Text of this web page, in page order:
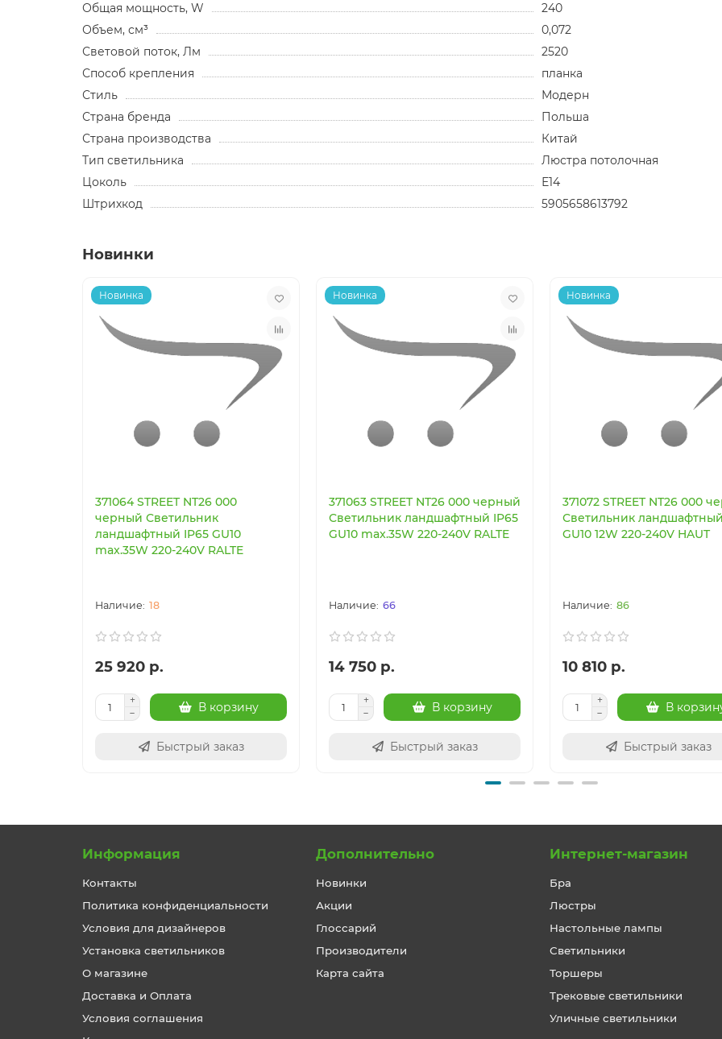
Общая мощность, W
240
Объем, см³
0,072
Световой поток, Лм
2520
Способ крепления
планка
Стиль
Модерн
Страна бренда
Польша
Страна производства
Китай
Тип светильника
Люстра потолочная
Цоколь
Е14
Штрихкод
5905658613792
Новинки
Новинка
371064 STREET NT26 000
черный Светильник
ландшафтный IP65 GU10
max.35W 220-240V RALTE
18
25 920 р.
В корзину
Быстрый заказ
Новинка
371063 STREET NT26 000 черный
Светильник ландшафтный IP65
GU10 max.35W 220-240V RALTE
66
14 750 р.
В корзину
Быстрый заказ
Новинка
371072 STREET NT26 000
Светильник
GU10 12W 220-240V HAUT
86
10 810 р.
В
Быстрый заказ
Информация
Контакты
Политика конфиденциальности
Условия для дизайнеров
Установка светильников
О магазине
Доставка и Оплата
Условия соглашения
Дополнительно
Новинки
Акции
Глоссарий
Производители
Карта сайта
Интернет-магазин
Бра
Люстры
Настольные лампы
Светильники
Торшеры
Трековые светильники
Уличные светильники